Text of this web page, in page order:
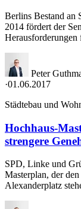
Berlins Bestand an
2014 fördert der
Peter
·01.06.2017
Städtebau und
Hochhaus-
strengere
SPD, Linke und
Masterplan, der
Alexanderplatz